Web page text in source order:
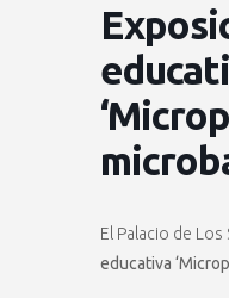
El Palacio de
educativa